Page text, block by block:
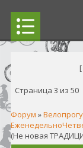
[
Страница 3 из 50
Форум »
(Не новая